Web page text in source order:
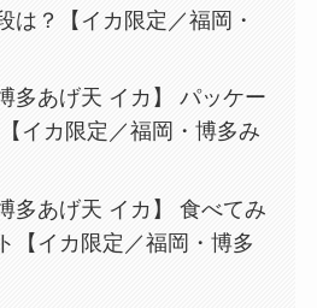
は？【イカ限定／福岡・
多あげ天 イカ】 パッケー
イカ限定／福岡・博多み
多あげ天 イカ】 食べてみ
【イカ限定／福岡・博多